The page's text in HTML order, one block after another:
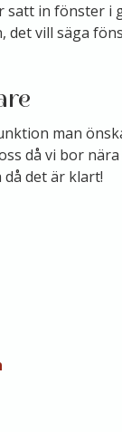
in fönster i
det vill säga
man
då vi bor
det är klart!